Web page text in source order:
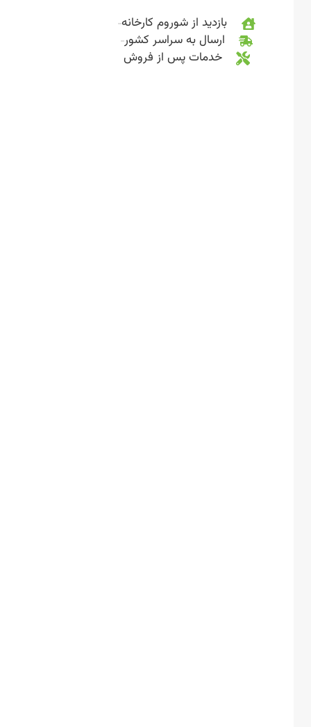
بازدید از شوروم کارخانه
ارسال به سراسر کشور
خدمات پس از فروش